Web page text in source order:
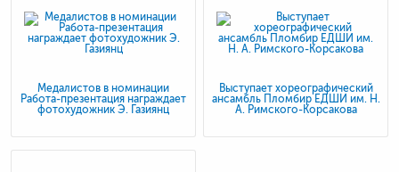
Медалистов в номинации
Работа-презентация награждает
фотохудожник Э. Газиянц
Выступает хореографический
ансамбль Пломбир ЕДШИ им. Н.
А. Римского-Корсакова